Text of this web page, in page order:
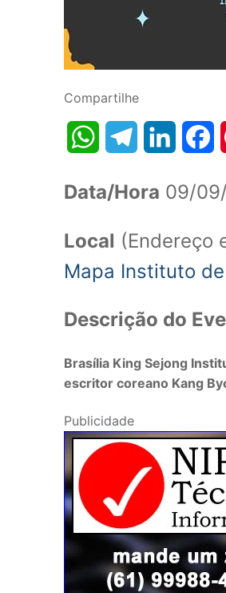
Compartilhe
WhatsAppTelegramLinkedIn
Data/Hora 09/
Local (Endereço
Mapa Instituto
Descrição do
Brasília King Sejong
escritor coreano Kang
Publicidade